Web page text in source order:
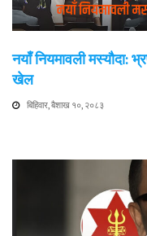
नयाँ नियमावली मस्यौदा:
खेल
बिहिवार, बैशाख १०, २०८३